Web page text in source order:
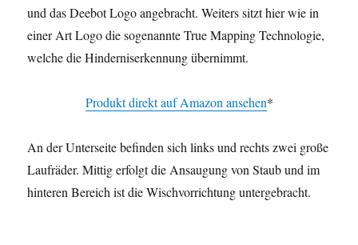
und das Deebot Logo angebracht. Weiters sitzt hier wie in
einer Art Logo die sogenannte True Mapping Technologie,
welche die Hinderniserkennung übernimmt.
Produkt direkt auf Amazon ansehen*
An der Unterseite befinden sich links und rechts zwei große
Laufräder. Mittig erfolgt die Ansaugung von Staub und im
hinteren Bereich ist die Wischvorrichtung untergebracht.